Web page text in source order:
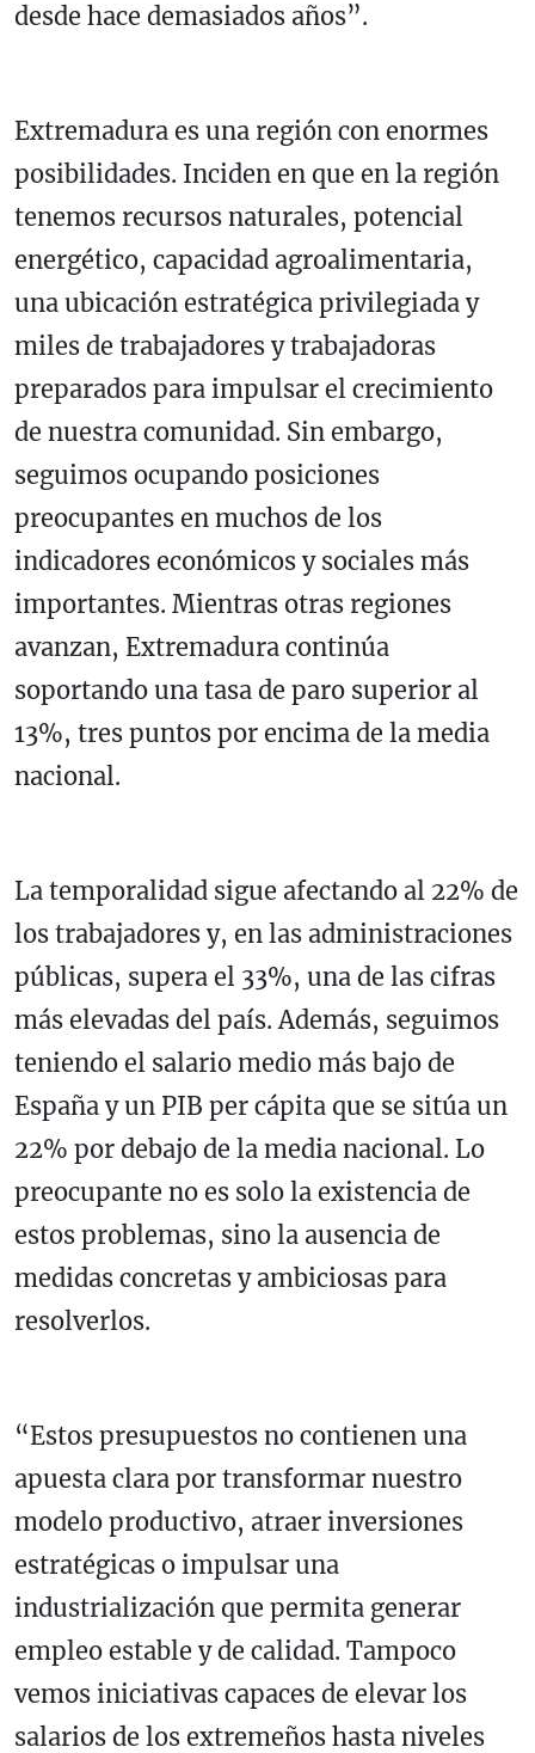
desde hace demasiados años”.
Extremadura es una región con enormes
posibilidades. Inciden en que en la región
tenemos recursos naturales, potencial
energético, capacidad agroalimentaria,
una ubicación estratégica privilegiada y
miles de trabajadores y trabajadoras
preparados para impulsar el crecimiento
de nuestra comunidad. Sin embargo,
seguimos ocupando posiciones
preocupantes en muchos de los
indicadores económicos y sociales más
importantes. Mientras otras regiones
avanzan, Extremadura continúa
soportando una tasa de paro superior al
13%, tres puntos por encima de la media
nacional.
La temporalidad sigue afectando al 22% de
los trabajadores y, en las administraciones
públicas, supera el 33%, una de las cifras
más elevadas del país. Además, seguimos
teniendo el salario medio más bajo de
España y un PIB per cápita que se sitúa un
22% por debajo de la media nacional. Lo
preocupante no es solo la existencia de
estos problemas, sino la ausencia de
medidas concretas y ambiciosas para
resolverlos.
“Estos presupuestos no contienen una
apuesta clara por transformar nuestro
modelo productivo, atraer inversiones
estratégicas o impulsar una
industrialización que permita generar
empleo estable y de calidad. Tampoco
vemos iniciativas capaces de elevar los
salarios de los extremeños hasta niveles